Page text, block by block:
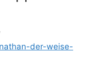
der-weise-